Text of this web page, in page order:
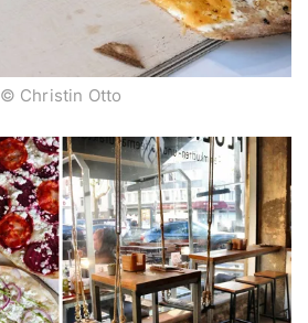
© Christin Otto